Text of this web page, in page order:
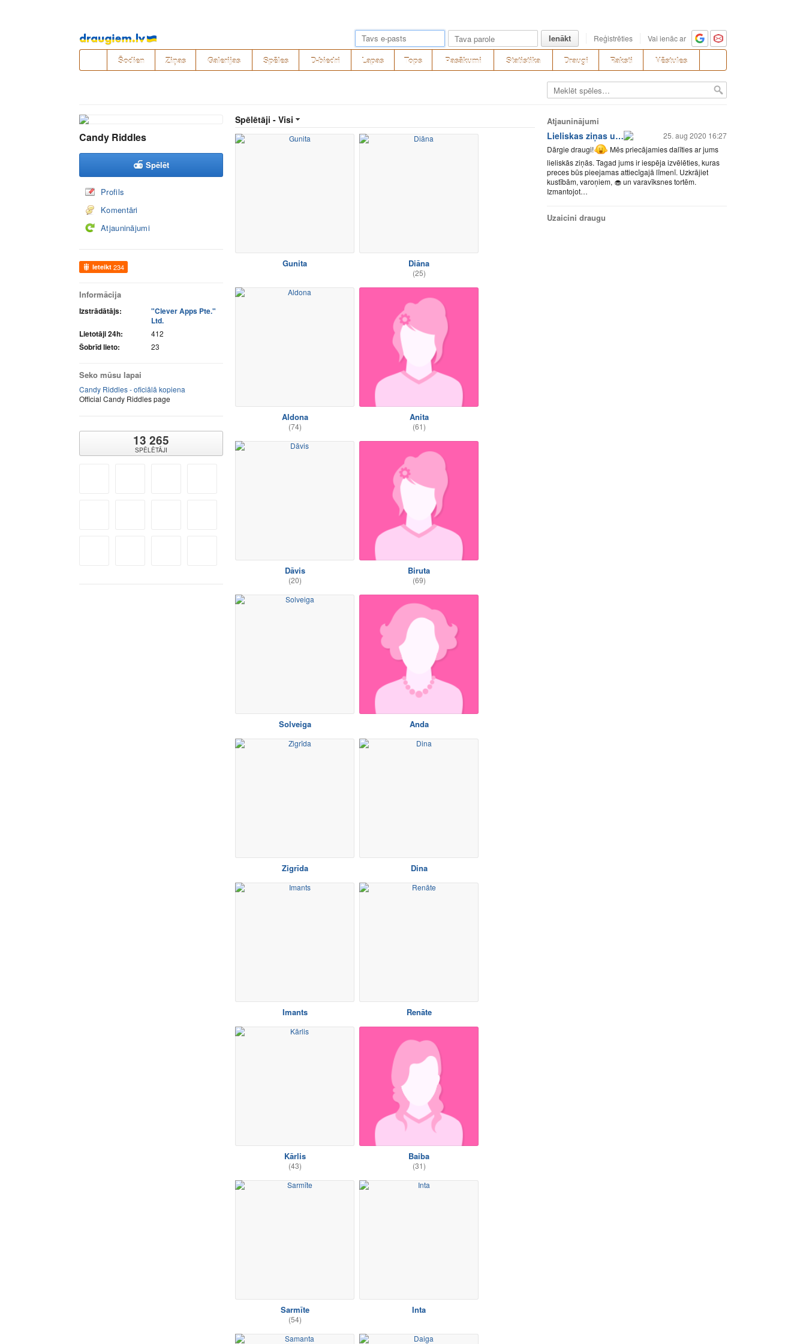
Pāriet
uz
saturu
Ienākt Reģistrēties Vai ienāc ar
Šodien Ziņas Galerijas Spēles D-biedri Lapas Tops Pasākumi Statistika Draugi Raksti Vēstules
Candy Riddles
Spēlēt
Profils
Komentāri
Atjauninājumi
Ieteikt 234
Informācija
Izstrādātājs:
"Clever Apps Pte."
Ltd.
Lietotāji 24h:
412
Šobrīd lieto: 23
Seko mūsu lapai
Candy Riddles - oficiālā kopiena
Official Candy Riddles page
13 265
SPĒLĒTĀJI
Spēlētāji - Visi
Gunita Diāna
(25)
Aldona
(74)
Anita
(61)
Dāvis
(20)
Biruta
(69)
Solveiga Anda
Zigrīda Dina
Imants Renāte
Kārlis
(43)
Baiba
(31)
Sarmīte
(54)
Inta
Atjauninājumi
Lieliskas ziņas u…
25. aug 2020 16:27
Dārgie draugi!
Mēs priecājamies dalīties ar jums
lieliskās ziņās. Tagad jums ir iespēja izvēlēties, kuras
preces būs pieejamas attiecīgajā līmenī. Uzkrājiet
kustībām, varoņiem, 🧁 un varavīksnes tortēm.
Izmantojot…
Uzaicini draugu